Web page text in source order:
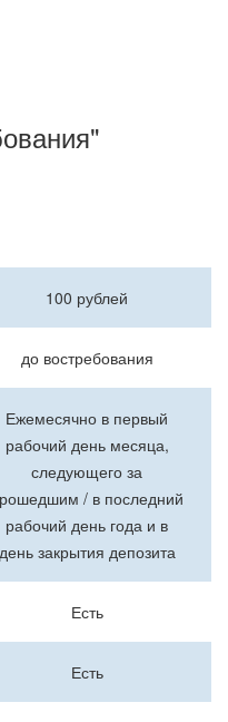
100 рублей
до востребования
Ежемесячно в первый
рабочий день месяца,
следующего за
/ в последний
рабочий день года и в
день закрытия депозита
Есть
Есть